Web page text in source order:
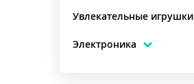
Увлекательные игрушки
Электроника